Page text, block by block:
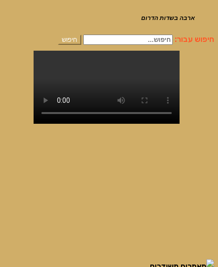
ארבה בשדות הדרום
חיפוש עבור: חיפוש